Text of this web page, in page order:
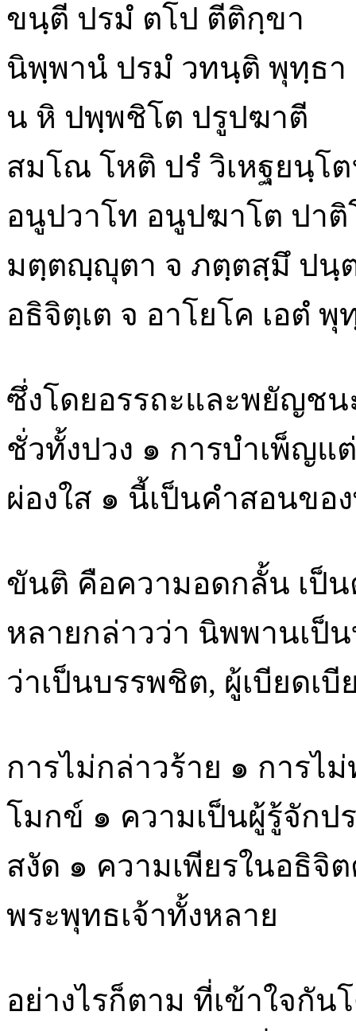
ขนฺตี ปรมํ ตโป ตีติกฺขา
นิพฺพานํ ปรมํ วทนฺติ พุทฺธา
น หิ ปพฺพชิโต ปรูปฆาตี
สมโณ โหติ ปรํ วิเหฐยนฺโ
อนูปวาโท อนูปฆาโต ปาติ
มตฺตญฺญุตา จ ภตฺตสฺมึ ปนฺ
อธิจิตฺเต จ อาโยโค เอตํ
ซึ่งโดยอรรถะและพยัญช
ชั่วทั้งปวง ๑ การบำเพ็ญ
ผ่องใส ๑ นี้เป็นคำสอนขอ
ขันติ คือความอดกลั้น เป็น
หลายกล่าวว่า นิพพานเป็
ว่าเป็นบรรพชิต, ผู้เบียดเ
การไม่กล่าวร้าย ๑ การไ
โมกข์ ๑ ความเป็นผู้รู้จัก
สงัด ๑ ความเพียรในอธิจิ
พระพุทธเจ้าทั้งหลาย
อย่างไรก็ตาม ที่เข้าใจกั